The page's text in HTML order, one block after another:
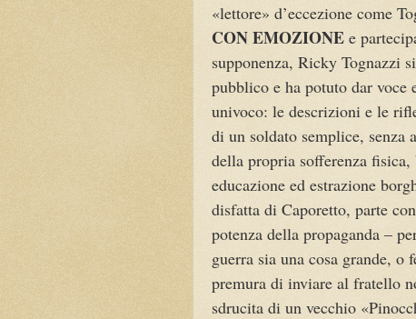
«lettore» d’eccezione come
CON EMOZIONE e
supponenza, Ricky Tognazzi
pubblico e ha potuto dar voce
univoco: le descrizioni e le
di un soldato semplice, senza
della propria sofferenza
educazione ed estrazione
disfatta di Caporetto, parte
potenza della propaganda –
guerra sia una cosa grande,
premura di inviare al fratello
sdrucita di un vecchio